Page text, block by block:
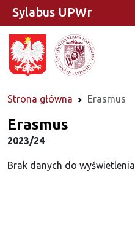
Strona główna
Erasmus
Sylabus UPWr
Erasmus
2023/24
Brak danych do wyświetlenia